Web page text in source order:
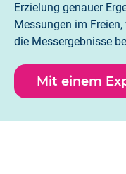
Erzielung genauer
Messungen im
die Messergebnisse
zu minimieren. Die
Windschutze,
Mit einem